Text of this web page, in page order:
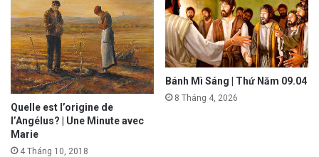
Quelle est l’origine de
l’Angélus? | Une Minute avec
Marie
4 Tháng 10, 2018
Bánh Mì Sáng | Thứ Năm 09.04
8 Tháng 4, 2026